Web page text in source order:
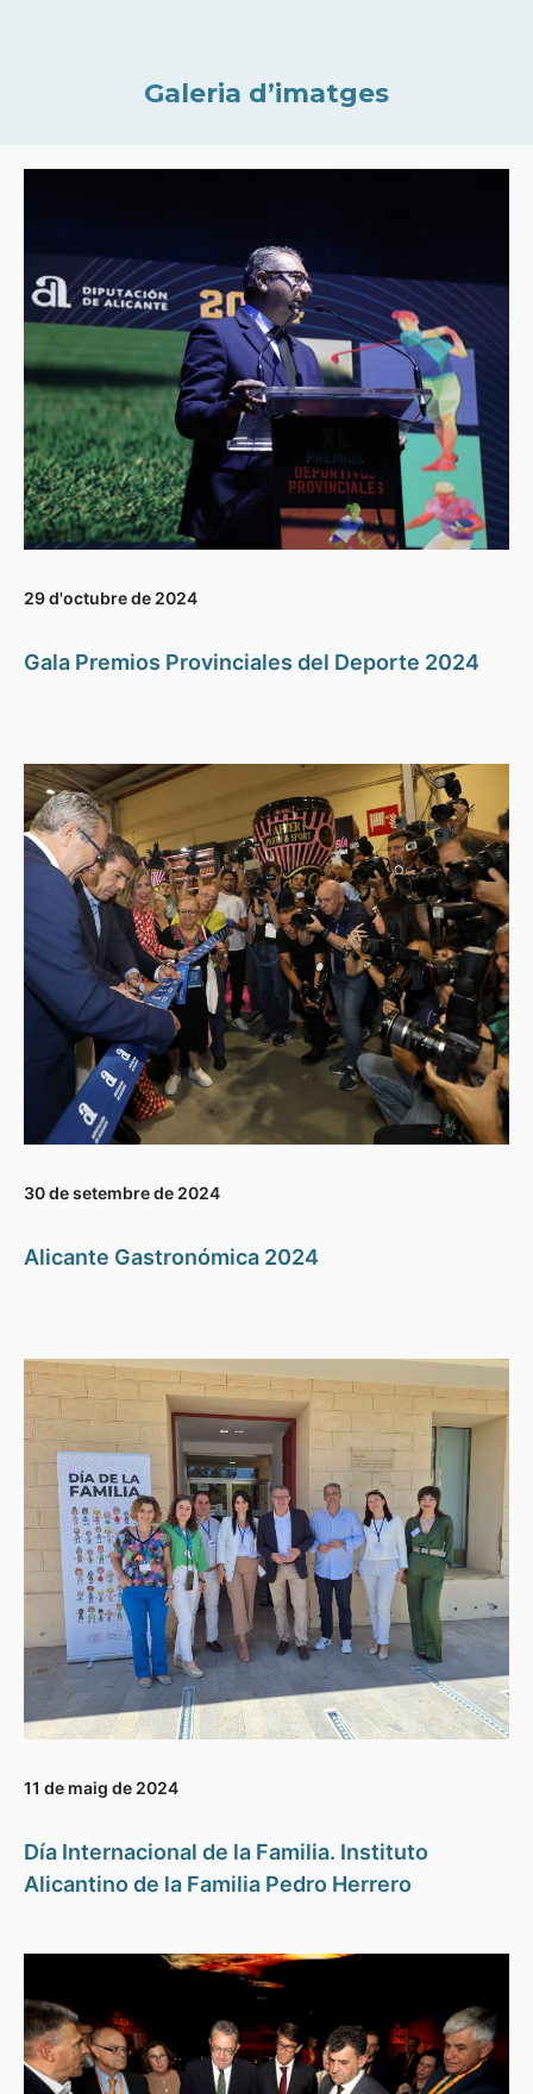
Galeria d’imatges
29 d'octubre de 2024
Gala Premios Provinciales del Deporte 2024
30 de setembre de 2024
Alicante Gastronómica 2024
11 de maig de 2024
Día Internacional de la Familia. Instituto
Alicantino de la Familia Pedro Herrero